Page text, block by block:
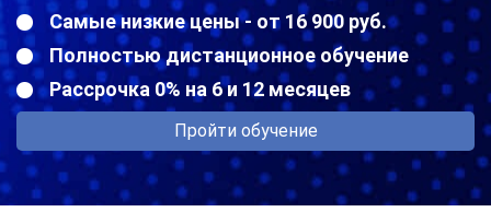
Самые низкие цены - от 16 900 руб.
Полностью дистанционное обучение
Рассрочка 0% на 6 и 12 месяцев
Пройти обучение